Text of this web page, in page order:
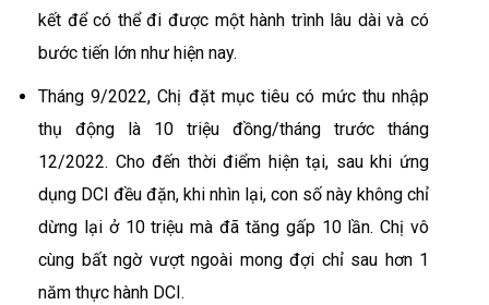
kết để có thể đi được một hành trình lâu dài và có
bước tiến lớn như hiện nay.
Tháng 9/2022, Chị đặt mục tiêu có mức thu nhập
thụ động là 10 triệu đồng/tháng trước tháng
12/2022. Cho đến thời điểm hiện tại, sau khi ứng
dụng DCI đều đặn, khi nhìn lại, con số này không chỉ
dừng lại ở 10 triệu mà đã tăng gấp 10 lần. Chị vô
cùng bất ngờ vượt ngoài mong đợi chỉ sau hơn 1
năm thực hành DCI.